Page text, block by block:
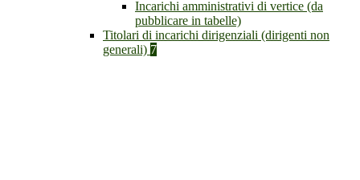
Incarichi amministrativi di vertice (da
pubblicare in tabelle)
Titolari di incarichi dirigenziali (dirigenti non
generali) 7